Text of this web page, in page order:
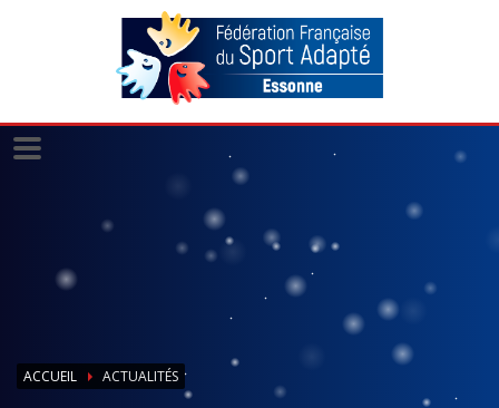
ACCUEIL ACTUALITÉS
Panneau de gestion des cookies